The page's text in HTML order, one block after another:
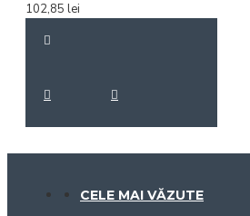
102,85 lei
CELE MAI VĂZUTE